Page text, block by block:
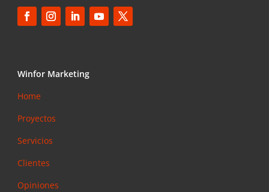
Winfor Marketing
Home
Proyectos
Servicios
Clientes
Opiniones